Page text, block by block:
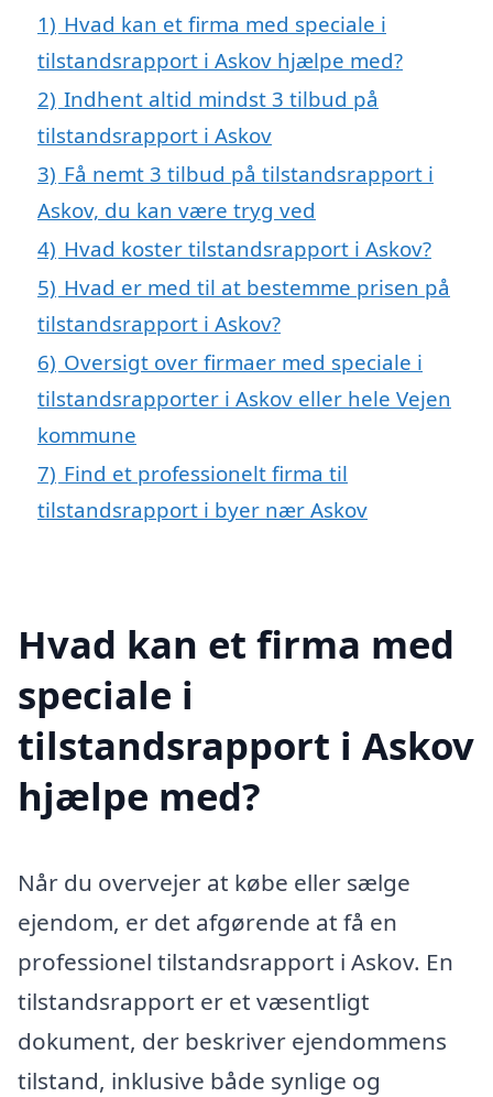
1) Hvad kan et firma med speciale i
tilstandsrapport i Askov hjælpe med?
2) Indhent altid mindst 3 tilbud på
tilstandsrapport i Askov
3) Få nemt 3 tilbud på tilstandsrapport i
Askov, du kan være tryg ved
4) Hvad koster tilstandsrapport i Askov?
5) Hvad er med til at bestemme prisen på
tilstandsrapport i Askov?
6) Oversigt over firmaer med speciale i
tilstandsrapporter i Askov eller hele Vejen
kommune
7) Find et professionelt firma til
tilstandsrapport i byer nær Askov
Hvad kan et firma med
speciale i
tilstandsrapport i Askov
hjælpe med?
Når du overvejer at købe eller sælge
ejendom, er det afgørende at få en
professionel tilstandsrapport i Askov. En
tilstandsrapport er et væsentligt
dokument, der beskriver ejendommens
tilstand, inklusive både synlige og